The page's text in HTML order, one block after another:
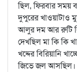
ছিল, ফিরবার সময়
দুপুরের খাওয়াটাও
আলুর দম আর রুটি
দেখছিল মা কি কি
খদ্দের বিরিয়ানি
জিভে জল আসছিল।